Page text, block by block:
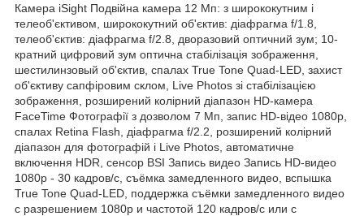
Камера iSight Подвійна камера 12 Мп: з ширококутним і
телеоб'єктивом, ширококутний об'єктив: діафрагма f/1.8,
телеоб'єктив: діафрагма f/2.8, дворазовий оптичний зум; 10-
кратний цифровий зум оптична стабілізація зображення,
шестилинзовый об'єктив, спалах True Tone Quad-LED, захист
об'єктиву сапфіровим склом, Live Photos зі стабілізацією
зображення, розширений колірний діапазон HD-камера
FaceTime Фотографії з дозволом 7 Мп, запис HD-відео 1080p,
спалах Retina Flash, діафрагма f/2.2, розширений колірний
діапазон для фотографій і Live Photos, автоматичне
включення HDR, сенсор BSI Запись видео Запись HD-видео
1080p - 30 кадров/с, съёмка замедленного видео, вспышка
True Tone Quad-LED, поддержка съёмки замедленного видео
с разрешением 1080р и частотой 120 кадров/с или с